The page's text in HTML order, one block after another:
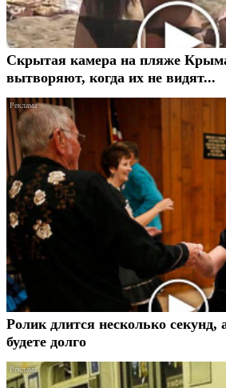
Скрытая камера на пляже
вытворяют, когда их не видят...
Ролик длится несколько секунд,
будете долго